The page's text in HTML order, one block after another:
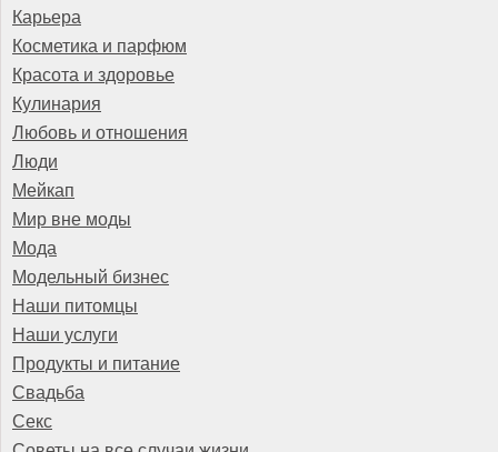
Карьера
Косметика и парфюм
Красота и здоровье
Кулинария
Любовь и отношения
Люди
Мейкап
Мир вне моды
Мода
Модельный бизнес
Наши питомцы
Наши услуги
Продукты и питание
Свадьба
Секс